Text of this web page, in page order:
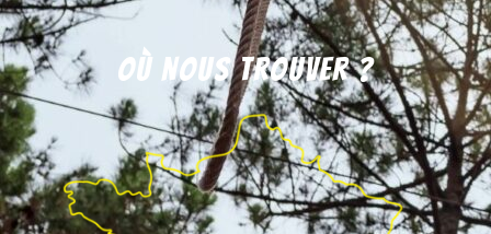
Où nous trouver ?